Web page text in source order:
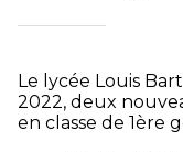
Le lycée Louis
2022, deux
en classe de 1ère